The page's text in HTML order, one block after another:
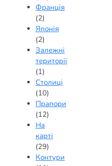
Франція
(2)
Японія
(2)
Залежні
території
(1)
Столиці
(10)
Прапори
(12)
На
карті
(29)
Контури